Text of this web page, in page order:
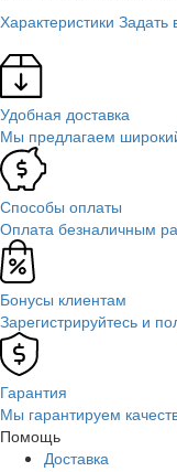
Характеристики Задать
Удобная доставка
Мы предлагаем
Способы оплаты
Оплата безналичным
Бонусы клиентам
Зарегистрируйтесь и
Гарантия
Мы гарантируем
Помощь
Доставка